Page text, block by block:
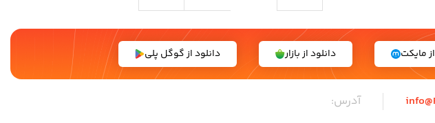
مایکت دانلود از بازار دانلود از گوگل پلی
آدرس: